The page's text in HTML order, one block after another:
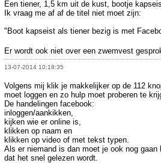
Een tiener, 1,5 km uit de kust, bootje
Ik vraag me af af de titel niet moet zijn:
"Boot kapseist als tiener bezig is met
Er wordt ook niet over een zwemvest
13-07-2014 10:18:35
Volgens mij klik je makkelijker op de 112
moet loggen en zo hulp moet proberen te
De handelingen facebook:
inloggen/aankikken,
kijken wie er online is,
klikken op naam en
klikken op video of met tekst typen.
Als er niemand is dan moet je ook nog gaan
dat het snel gelezen wordt.